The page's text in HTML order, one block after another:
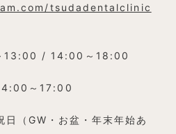
tsudadentalclinic
13:00 / 14:00～18:00
～17:00
日（GW・お盆・年末年始あ